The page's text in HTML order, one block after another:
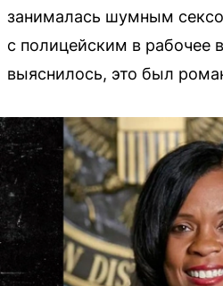
занималась шумным
с полицейским в рабочее
выяснилось, это был